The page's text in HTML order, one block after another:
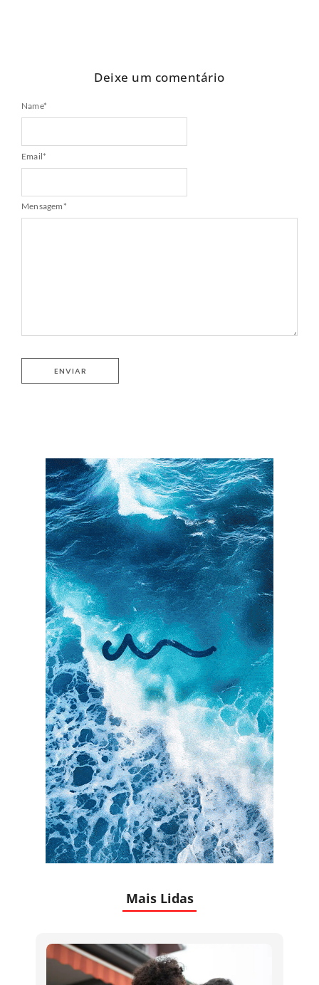
Deixe um comentário
Name*
Email*
Mais Lidas